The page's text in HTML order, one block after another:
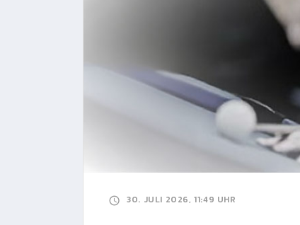
30. JULI 2026, 11:49 UHR